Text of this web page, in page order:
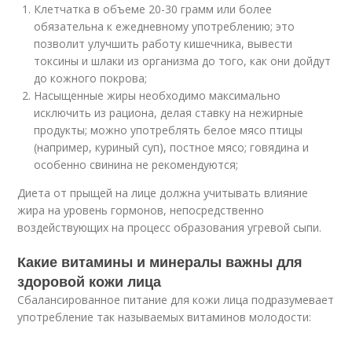
Клетчатка в объеме 20-30 грамм или более
обязательна к ежедневному употреблению; это
позволит улучшить работу кишечника, вывести
токсины и шлаки из организма до того, как они дойдут
до кожного покрова;
Насыщенные жиры необходимо максимально
исключить из рациона, делая ставку на нежирные
продукты; можно употреблять белое мясо птицы
(например, куриный суп), постное мясо; говядина и
особенно свинина не рекомендуются;
Диета от прыщей на лице должна учитывать влияние
жира на уровень гормонов, непосредственно
воздействующих на процесс образования угревой сыпи.
Какие витамины и минералы важны для
здоровой кожи лица
Сбалансированное питание для кожи лица подразумевает
употребление так называемых витаминов молодости: